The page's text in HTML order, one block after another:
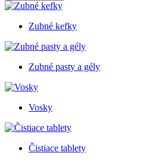
Zubné kefky
Zubné pasty a gély
Vosky
Čistiace tablety